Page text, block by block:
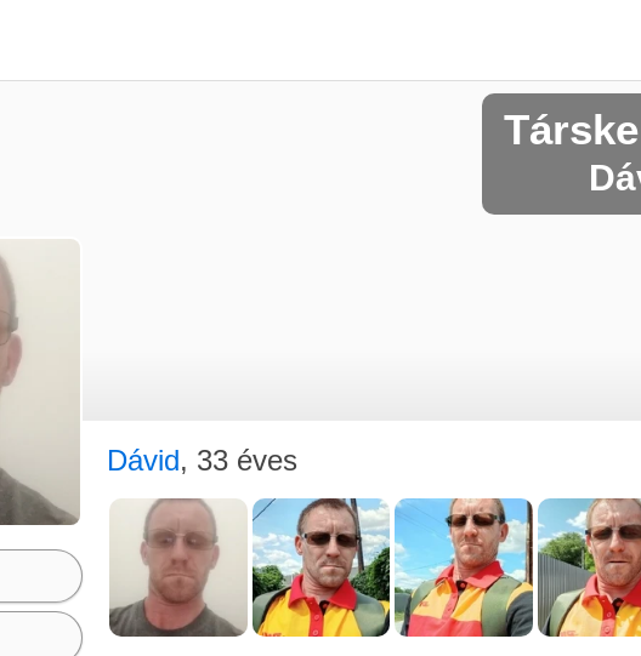
Dávid, 33 éves